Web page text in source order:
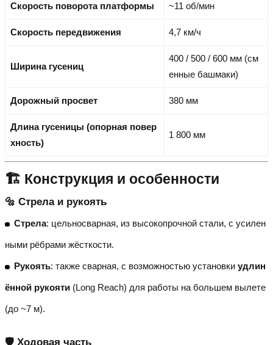
Скорость поворота платформы ~11 об/мин
Скорость передвижения 4,7 км/ч
Ширина гусениц
400 / 500 / 600 мм (см
енные башмаки)
Дорожный просвет 380 мм
Длина гусеницы (опорная повер
хность)
1 800 мм
🏗️ Конструкция и особенности
🔩 Стрела и рукоять
Стрела: цельносварная, из высокопрочной стали, с усилен
ными рёбрами жёсткости.
Рукоять: также сварная, с возможностью установки удлин
ённой рукояти (Long Reach) для работы на большем вылете
(до ~7 м).
🛡️ Ходовая часть